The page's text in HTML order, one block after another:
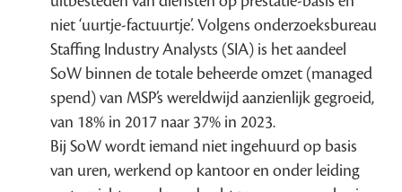
niet ‘uurtje-factuurtje’. Volgens onderzoeksbureau
Staffing Industry Analysts (SIA) is het aandeel
SoW binnen de totale beheerde omzet (managed
spend) van MSP’s wereldwijd aanzienlijk gegroeid,
van 18% in 2017 naar 37% in 2023.
Bij SoW wordt iemand niet ingehuurd op basis
van uren, werkend op kantoor en onder leiding